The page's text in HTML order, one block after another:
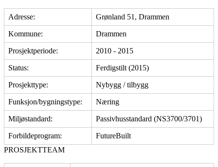
Adresse: Grønland 51, Drammen
Kommune: Drammen
Prosjektperiode: 2010 - 2015
Status: Ferdigstilt (2015)
Prosjekttype: Nybygg / tilbygg
Funksjon/bygningstype: Næring
Miljøstandard: Passivhusstandard (NS3700/3701)
Forbildeprogram:
FutureBuilt
PROSJEKTTEAM